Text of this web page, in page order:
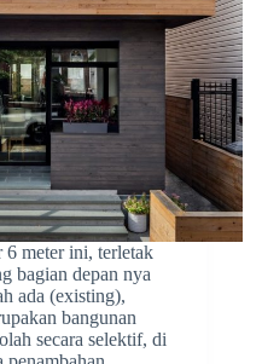
meter ini, terletak
bagian depan nya
ada (existing),
bangunan
secara selektif, di